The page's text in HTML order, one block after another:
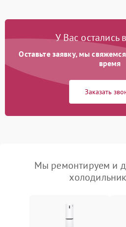
У Вас остались
Оставьте заявку, мы
время
Заказать
Мы ремонтируем и